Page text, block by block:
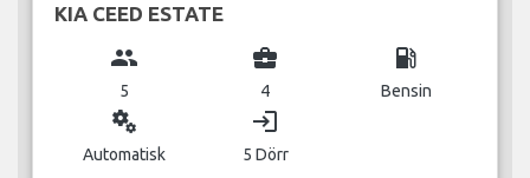
KIA CEED ESTATE
group
5
business_center
4
local_gas_station
Bensin
miscellaneous_services
Automatisk
login
5 Dörr